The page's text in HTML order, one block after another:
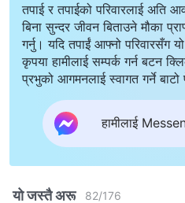
तपाई र तपाईको परिवारलाई अति
बिना सुन्दर जीवन बिताउने मौका
गर्नु। यदि तपाईं आफ्नो परिवारसँग
कृपया हामीलाई सम्पर्क गर्न बटन
प्रभुको आगमनलाई स्वागत गर्ने बाटो
हामीलाई
यो जस्तै अरू 82/176